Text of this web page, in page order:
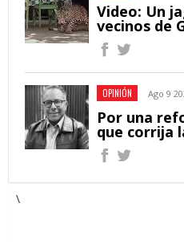
Video: Un
vecinos de
OPINIÓN Ago 9
Por una
que corrija
\